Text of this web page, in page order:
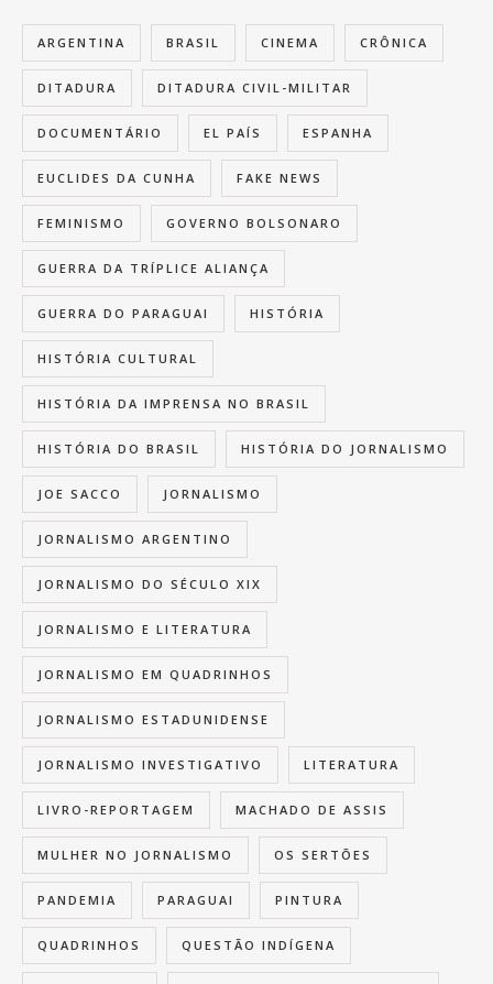
ARGENTINA BRASIL CINEMA CRÔNICA
DITADURA DITADURA CIVIL-MILITAR
DOCUMENTÁRIO EL PAÍS ESPANHA
EUCLIDES DA CUNHA FAKE NEWS
FEMINISMO GOVERNO BOLSONARO
GUERRA DA TRÍPLICE ALIANÇA
GUERRA DO PARAGUAI HISTÓRIA
HISTÓRIA CULTURAL
HISTÓRIA DA IMPRENSA NO BRASIL
HISTÓRIA DO BRASIL HISTÓRIA DO JORNALISMO
JOE SACCO JORNALISMO
JORNALISMO ARGENTINO
JORNALISMO DO SÉCULO XIX
JORNALISMO E LITERATURA
JORNALISMO EM QUADRINHOS
JORNALISMO ESTADUNIDENSE
JORNALISMO INVESTIGATIVO LITERATURA
LIVRO-REPORTAGEM MACHADO DE ASSIS
MULHER NO JORNALISMO OS SERTÕES
PANDEMIA PARAGUAI PINTURA
QUADRINHOS QUESTÃO INDÍGENA